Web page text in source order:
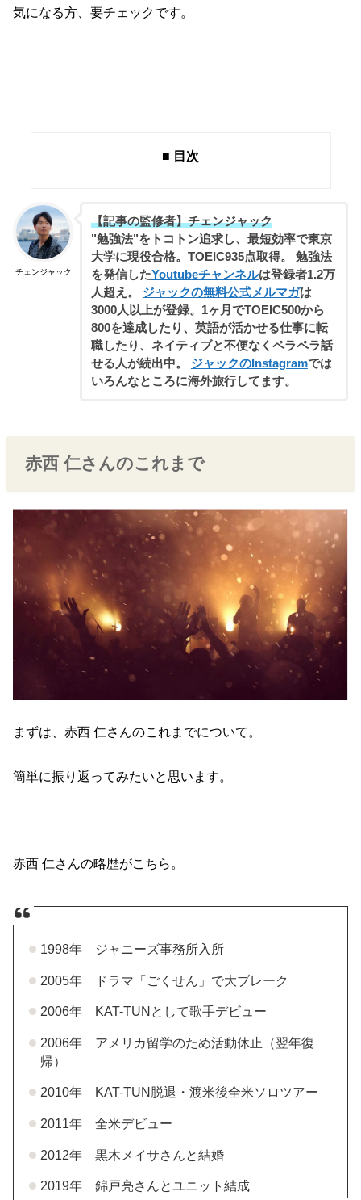
気になる方、要チェックです。
■ 目次
チェンジャック
【記事の監修者】チェンジャック
"勉強法"をトコトン追求し、最短効率で東京
大学に現役合格。TOEIC935点取得。 勉強法
を発信したYoutubeチャンネルは登録者1.2万
人超え。 ジャックの無料公式メルマガは
3000人以上が登録。1ヶ月でTOEIC500から
800を達成したり、英語が活かせる仕事に転
職したり、ネイティブと不便なくペラペラ話
せる人が続出中。 ジャックのInstagramでは
いろんなところに海外旅行してます。
赤西 仁さんのこれまで
まずは、赤西 仁さんのこれまでについて。
簡単に振り返ってみたいと思います。
赤西 仁さんの略歴がこちら。
1998年 ジャニーズ事務所入所
2005年 ドラマ「ごくせん」で大ブレーク
2006年 KAT-TUNとして歌手デビュー
2006年 アメリカ留学のため活動休止（翌年復
帰）
2010年 KAT-TUN脱退・渡米後全米ソロツアー
2011年 全米デビュー
2012年 黒木メイサさんと結婚
2019年 錦戸亮さんとユニット結成